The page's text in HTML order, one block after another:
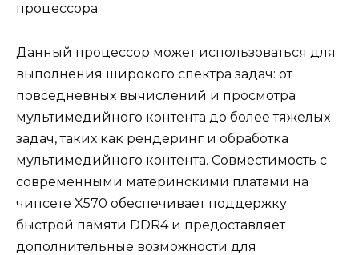
процессора.
Данный процессор может использоваться для
выполнения широкого спектра задач: от
повседневных вычислений и просмотра
мультимедийного контента до более тяжелых
задач, таких как рендеринг и обработка
мультимедийного контента. Совместимость с
современными материнскими платами на
чипсете X570 обеспечивает поддержку
быстрой памяти DDR4 и предоставляет
дополнительные возможности для